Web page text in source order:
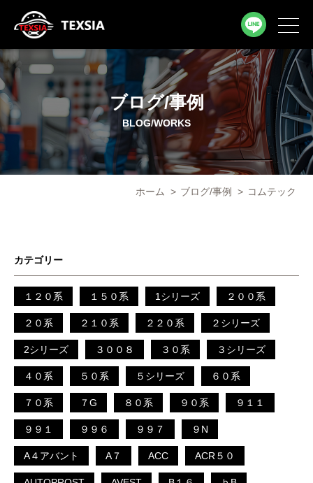
ブログ/事例
BLOG/WORKS
ホーム > ブログ/事例 > コムテック
カテゴリー
１２０系 １５０系 1シリーズ ２００系
２０系 ２１０系 ２２０系 ２シリーズ
2シリーズ ３００８ ３０系 ３シリーズ
４０系 ５０系 ５シリーズ ６０系
７０系 ７G ８０系 ９０系 ９１１
９９１ ９９６ ９９７ ９N
A４アバント A７ ACC ACR５０